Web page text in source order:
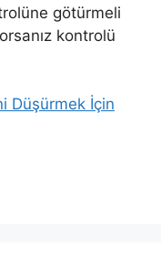
götürmeli
kontrolü
Düşürmek İçin